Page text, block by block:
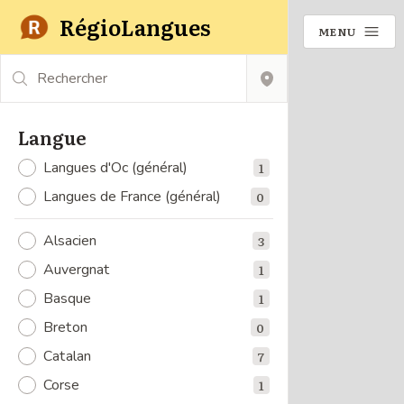
RégioLangues
Langue
Langues d'Oc (général) 1
Langues de France (général) 0
Alsacien 3
Auvergnat 1
Basque 1
Breton 0
Catalan 7
Corse 1
MENU